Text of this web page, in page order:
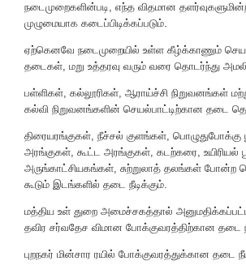
நடைமுறைகளின்படி, எந்த விதமான
முழுமையாக கடைப்பிடிக்கப்படும்.
ஏற்கெனவே நடைமுறையில் உள்ள கீழ்க்காணும்
தடைகள், மறு உத்தரவு வரும் வரை தொடர்ந்து
பள்ளிகள், கல்லூரிகள், ஆராய்ச்சி நிறுவனங்கள்
கல்வி நிறுவனங்களின் செயல்பாட்டிற்கான தடை
திரையரங்குகள், நீச்சல் குளங்கள், பொழுதுபோக்கு
அரங்குகள், கூட்ட அரங்குகள், கடற்கரை, உயிரியல்
அருங்காட்சியகங்கள், சுற்றுலாத் தலங்கள் போன்ற
கூடும் இடங்களில் தடை நீடிக்கும்.
மத்திய உள் துறை அமைச்சகத்தால்
தவிர சர்வதேச விமான போக்குவரத்திற்கான தடை
புறநகர் மின்சார ரயில் போக்குவரத்துக்கான தடை